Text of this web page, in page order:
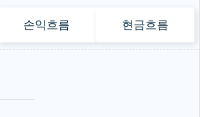
손익흐름 현금흐름